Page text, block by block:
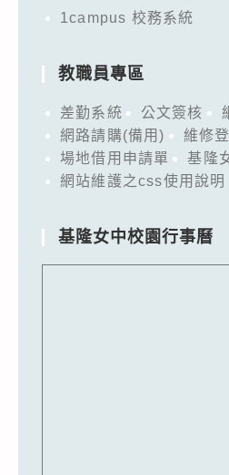
1campus 校務系統
教職員專區
差勤系統 公文簽核
網路請購(備用)
維修
場地借用申請單
基隆
網站維護之css使用說明
基隆女中校園行事曆